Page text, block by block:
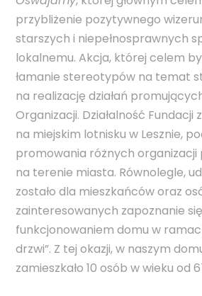
przybliżenie pozytywnego
starszych i niepełnosprawnych
lokalnemu. Akcja, której celem
łamanie stereotypów na temat
na realizację działań
Organizacji. Działalność
na miejskim lotnisku w Lesznie,
promowania różnych organizacji
na terenie miasta. Równolegle,
zostało dla mieszkańców oraz
zainteresowanych zapoznanie
funkcjonowaniem domu w
drzwi”. Z tej okazji, w naszym
zamieszkało 10 osób w wieku od